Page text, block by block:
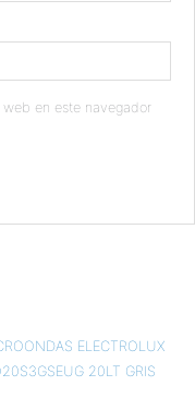
en este navegador